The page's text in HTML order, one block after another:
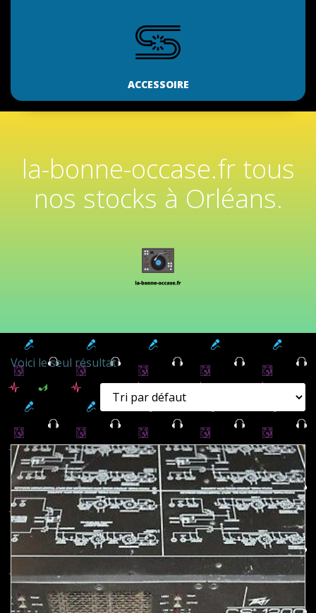
ACCESSOIRE
la-bonne-occase.fr tous
nos stocks à Orléans.
Voici le seul résultat